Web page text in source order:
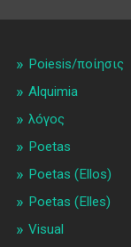
Poiesis/ποίησις
Alquimia
λóγος
Poetas
Poetas (Ellos)
Poetas (Elles)
Visual